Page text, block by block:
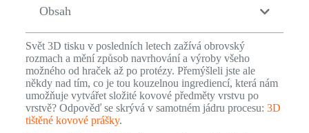
Obsah
Svět 3D tisku v posledních letech zažívá obrovský
rozmach a mění způsob navrhování a výroby všeho
možného od hraček až po protézy. Přemýšleli jste ale
někdy nad tím, co je tou kouzelnou ingrediencí, která nám
umožňuje vytvářet složité kovové předměty vrstvu po
vrstvě? Odpověď se skrývá v samotném jádru procesu: 3D
tištěné kovové prášky.